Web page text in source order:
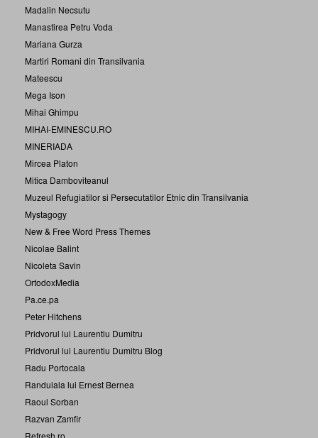
Madalin Necsutu
Manastirea Petru Voda
Mariana Gurza
Martiri Romani din Transilvania
Mateescu
Mega Ison
Mihai Ghimpu
MIHAI-EMINESCU.RO
MINERIADA
Mircea Platon
Mitica Damboviteanul
Muzeul Refugiatilor si Persecutatilor Etnic din Transilvania
Mystagogy
New & Free Word Press Themes
Nicolae Balint
Nicoleta Savin
OrtodoxMedia
Pa.ce.pa
Peter Hitchens
Pridvorul lui Laurentiu Dumitru
Pridvorul lui Laurentiu Dumitru Blog
Radu Portocala
Randuiala lui Ernest Bernea
Raoul Sorban
Razvan Zamfir